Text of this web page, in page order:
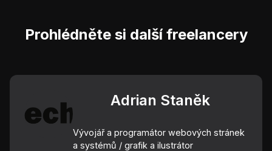
Prohlédněte si další freelancery
Adrian Staněk
Vývojář a programátor webových stránek
a systémů / grafik a ilustrátor